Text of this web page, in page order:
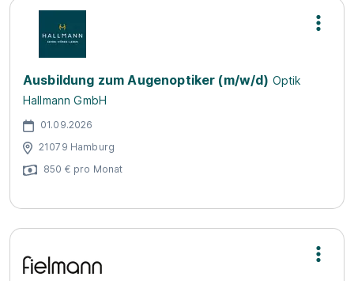
Ausbildung zum Augenoptiker (m/w/d) Optik
Hallmann GmbH
01.09.2026
21079 Hamburg
850 € pro Monat